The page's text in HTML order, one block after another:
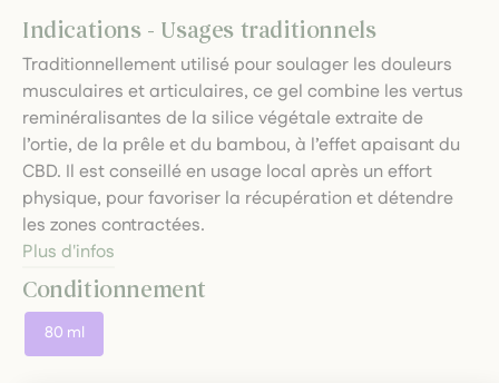
Indications - Usages traditionnels
Traditionnellement utilisé pour soulager les douleurs
musculaires et articulaires, ce gel combine les vertus
reminéralisantes de la silice végétale extraite de
l’ortie, de la prêle et du bambou, à l’effet apaisant du
CBD. Il est conseillé en usage local après un effort
physique, pour favoriser la récupération et détendre
les zones contractées.
Plus d'infos
Conditionnement
80 ml